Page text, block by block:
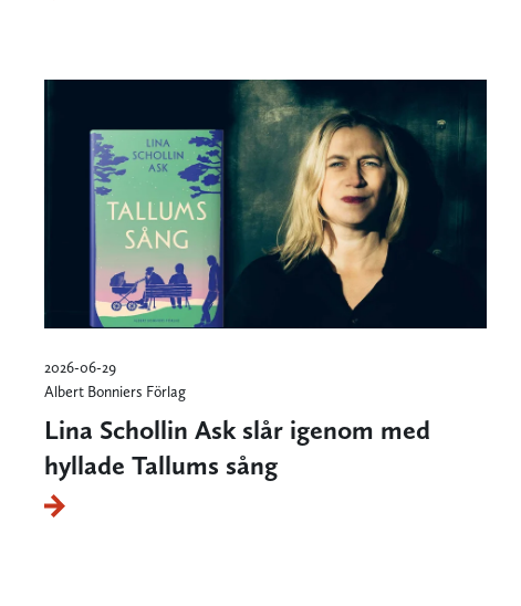
2026-06-29
Albert Bonniers Förlag
Lina Schollin Ask slår igenom med
hyllade Tallums sång